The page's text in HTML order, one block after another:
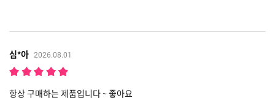
심*아 2026.08.01
항상 구매하는 제품입니다 ~ 좋아요